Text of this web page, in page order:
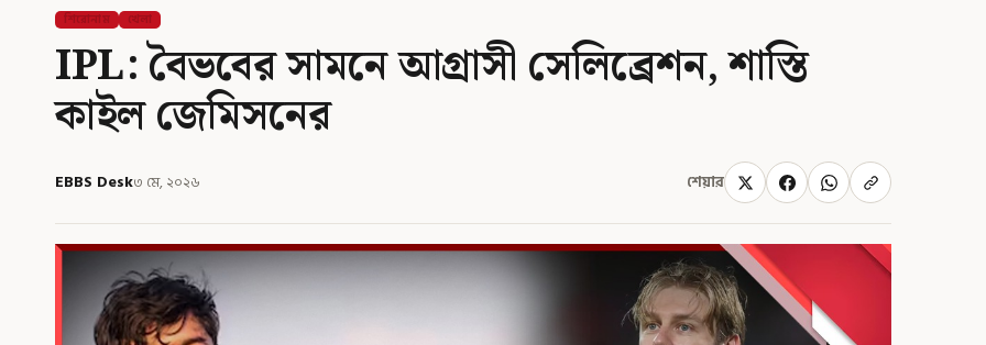
শিরোনাম খেলা
IPL: বৈভবের সামনে আগ্রাসী সেলিব্রেশন, শাস্তি
কাইল জেমিসনের
EBBS Desk৩ মে, ২০২৬ শেয়ার